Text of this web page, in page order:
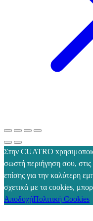
Στην CUATRO
σωστή περιήγηση σου,
επίσης για την καλύτερη
σχετικά με τα cookies,
ΑποδοχήΠολιτική Cookies